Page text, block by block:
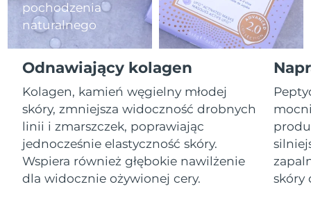
pochodzenia
naturalnego
Odnawiający kolagen
Kolagen, kamień węgielny młodej
skóry, zmniejsza widoczność drobnych
linii i zmarszczek, poprawiając
jednocześnie elastyczność skóry.
Wspiera również głębokie nawilżenie
dla widocznie ożywionej cery.
skóry
Izrael
Oczekiwany czas dostawy
15/8/26
Włochy
Oczekiwany czas dostawy
Japonia
Oczekiwany czas dostawy
Jersey
Oczekiwany czas dostawy
16/8/26